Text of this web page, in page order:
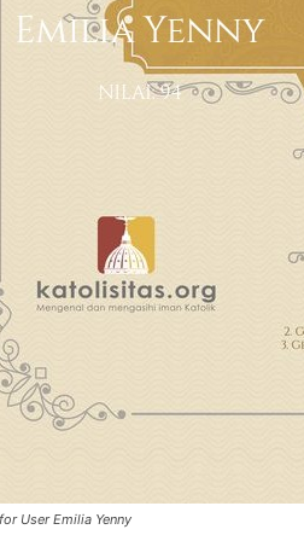
User Emilia Yenny